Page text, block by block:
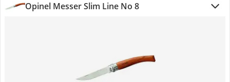
Opinel Messer Slim Line No 8